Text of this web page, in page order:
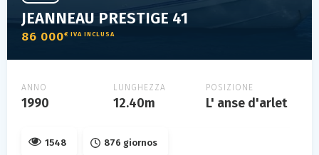
JEANNEAU PRESTIGE 41
86 000€ IVA INCLUSA
ANNO
1990
LUNGHEZZA
12.40m
POSIZIONE
L' anse d'arlet
1548 876 giornos